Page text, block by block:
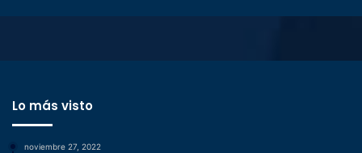
Lo más visto
noviembre 27, 2022